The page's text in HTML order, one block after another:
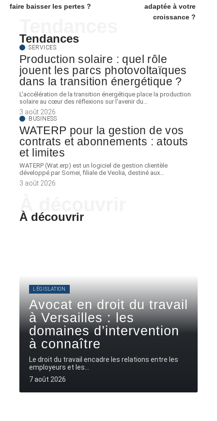
faire baisser les pertes ?
adaptée à votre
croissance ?
Tendances
SERVICES
Production solaire : quel rôle
jouent les parcs photovoltaïques
dans la transition énergétique ?
L'accélération de la transition énergétique place la production
solaire au cœur des réflexions sur l'avenir du
3 août 2026
BUSINESS
WATERP pour la gestion de vos
contrats et abonnements : atouts
et limites
WATERP (Wat.erp) est un logiciel de gestion clientèle
développé par Somei, filiale de Veolia, destiné aux
3 août 2026
À découvrir
LÉGISLATION
Avocat en droit du travail
à Versailles : les
domaines d’intervention
à connaître
Le droit du travail encadre les relations entre les
employeurs et les
7 août 2026